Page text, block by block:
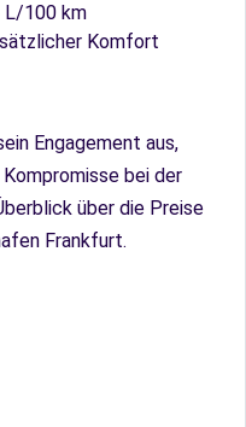
L/100 km
Komfort
Engagement aus,
bei der
über die Preise
Frankfurt.